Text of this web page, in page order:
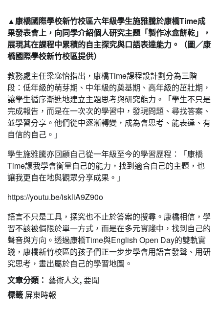
▲康橋國際學校新竹校區六年級學生施雅騰於康橋Time成
果發表會上，向同學介紹個人研究主題「製作冰盒餅乾」，
展現其在課程中累積的自主探究與口語表達能力。（圖／康
橋國際學校新竹校區提供）
教務處主任梁惢怡指出，康橋Time課程設計劃分為三階
段：低年級的萌芽期、中年級的奠基期、高年級的茁壯期，
讓學生循序漸進地建立主題思考與研究能力。「學生不只是
完成報告，而是在一次次的學習中，發現問題、尋找答案、
並學習分享。他們從中逐漸轉變，成為會思考、能表達、有
自信的自己。」
學生施雅騰亦回顧自己從一年級至今的學習歷程：「康橋
Time讓我學會衡量自己的能力，找到適合自己的主題，也
讓我更自在地與觀眾分享成果。」
https://youtu.be/iskliA9Z90o
語言不只是工具，探究也不止於答案的搜尋。康橋相信，學
習不該被侷限於單一方式，而是在多元實踐中，找到自己的
聲音與方向。透過康橋Time與English Open Day的雙軌實
踐，康橋新竹校區的孩子們正一步步學會用語言發聲、用研
究思考，畫出屬於自己的學習地圖。
文章分類： 藝術人文,要聞
標籤 屏東時報